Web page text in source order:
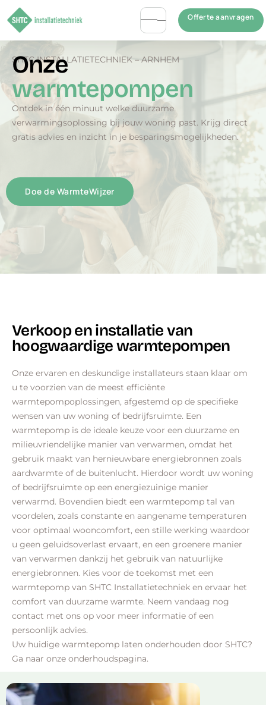
Offerte aanvragen
SHTC INSTALLATIETECHNIEK – ARNHEM
Onze
warmtepompen
Ontdek in één minuut welke duurzame
verwarmingsoplossing bij jouw woning past. Krijg direct
gratis advies en inzicht in je besparingsmogelijkheden.
Doe de WarmteWijzer
Verkoop en installatie van
hoogwaardige warmtepompen
Onze ervaren en deskundige installateurs staan klaar om
u te voorzien van de meest efficiënte
warmtepompoplossingen, afgestemd op de specifieke
wensen van uw woning of bedrijfsruimte. Een
warmtepomp is de ideale keuze voor een duurzame en
milieuvriendelijke manier van verwarmen, omdat het
gebruik maakt van hernieuwbare energiebronnen zoals
aardwarmte of de buitenlucht. Hierdoor wordt uw woning
of bedrijfsruimte op een energiezuinige manier
verwarmd. Bovendien biedt een warmtepomp tal van
voordelen, zoals constante en aangename temperaturen
voor optimaal wooncomfort, een stille werking waardoor
u geen geluidsoverlast ervaart, en een groenere manier
van verwarmen dankzij het gebruik van natuurlijke
energiebronnen. Kies voor de toekomst met een
warmtepomp van SHTC Installatietechniek en ervaar het
comfort van duurzame warmte. Neem vandaag nog
contact met ons op voor meer informatie of een
persoonlijk advies.
Uw huidige warmtepomp laten onderhouden door SHTC?
Ga naar onze onderhoudspagina.